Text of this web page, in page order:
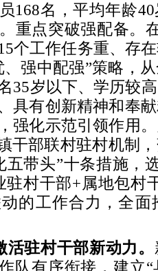
168名，平均年龄
重点突破强配备。
个工作任务重、存
强中配强”策略，
35岁以下、学历较
具有创新精神和奉
强化示范引领作用
干部联村驻村机制
五带头”十条措施，
驻村干部+属地包村
的工作合力，全面
驻村干部新动力。
队有序衔接，建立